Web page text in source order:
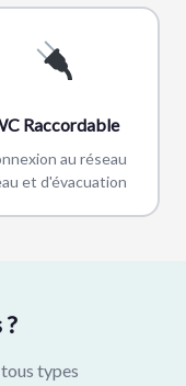
Raccordable
au réseau
et d'évacuation
types